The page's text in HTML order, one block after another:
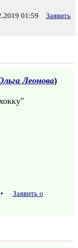
01:59
Заявить
Леонова)
•
Заявить о